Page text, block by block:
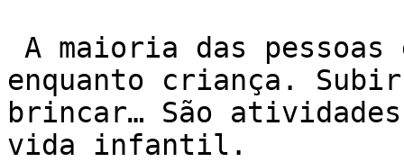
enquanto criança.
brincar… São
vida infantil.